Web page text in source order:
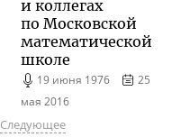
и коллегах
по Московской
математической
школе
19 июня 1976
25
мая 2016
Следующее